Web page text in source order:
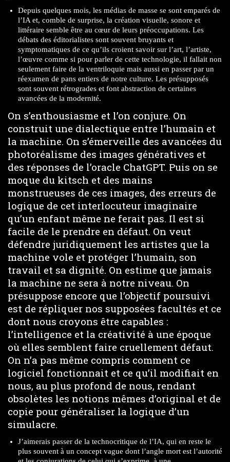
Depuis quelques mois, les médias de masse se sont emparés de
l’IA et, comble de surprise, la création visuelle, sonore et
littéraire semble être au cœur de leurs préoccupations. Les
débats des éditorialistes sont souvent bruyants et
symptomatiques de ce qu’ils croient savoir sur l’art, l’artiste,
l’œuvre comme si pour parler de cette technologie, il fallait non
seulement faire de la ventriloquie mais aussi en passer par un
réexamen de pans entiers de notre culture. Les présupposés
sont souvent rétrogrades et font abstraction de certaines
avancées de la modernité.
On s’enthousiasme et l’on conjure. On
construit une dialectique entre l’humain et
la machine. On s’émerveille des avancées du
photoréalisme des images génératives et
des réponses de l’oracle ChatGPT. Puis on se
moque du kitsch et des mains
monstrueuses de ces images, des erreurs de
logique de cet interlocuteur imaginaire
qu’un enfant même ne ferait pas. Il est si
facile de le prendre en défaut. On veut
défendre juridiquement les artistes que la
machine vole et protéger l’humain, son
travail et sa dignité. On estime que jamais
la machine ne sera à notre niveau. On
présuppose encore que l’objectif poursuivi
est de répliquer nos supposées facultés et ce
dont nous croyons être capables :
l’intelligence et la créativité à une époque
où elles semblent faire cruellement défaut.
On n’a pas même compris comment ce
logiciel fonctionnait et ce qu’il modifiait en
nous, au plus profond de nous, rendant
obsolètes les notions mêmes d’original et de
copie pour généraliser la logique d’un
simulacre.
J’aimerais passer de la technocritique de l’IA, qui en reste le
plus souvent à un concept vague dont l’angle mort est l’autorité